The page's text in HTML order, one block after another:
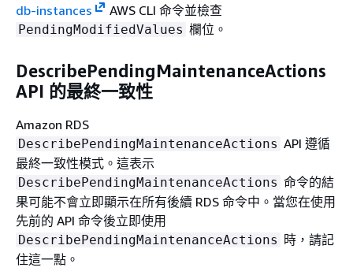
db-instances
AWS CLI 命令並檢查
PendingModifiedValues 欄位。
DescribePendingMaintenanceActions
API 的最終一致性
Amazon RDS
DescribePendingMaintenanceActions API 遵循
最終一致性模式。這表示
DescribePendingMaintenanceActions 命令的結
果可能不會立即顯示在所有後續 RDS 命令中。當您在使用
先前的 API 命令後立即使用
DescribePendingMaintenanceActions 時，請記
住這一點。